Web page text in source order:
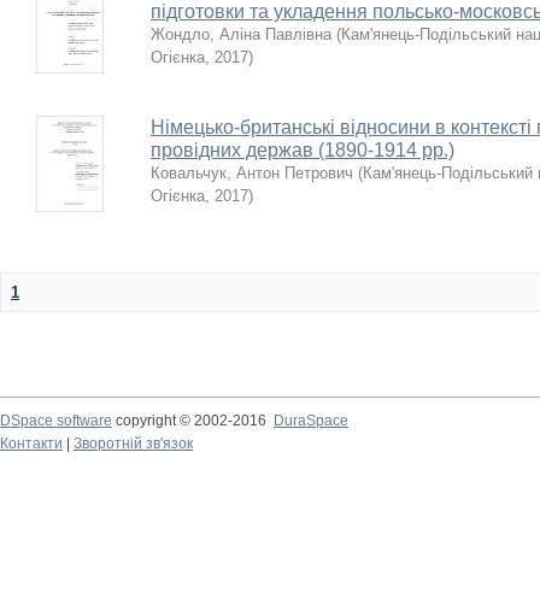
підготовки та укладення польсько-
Жондло, Аліна Павлівна (Кам'янець-Подільський
Огієнка, 2017)
Німецько-британські відносини в
провідних держав (1890-1914 рр.)
Ковальчук, Антон Петрович (Кам'янець-Подільський
Огієнка, 2017)
1
DSpace software copyright © 2002-2016
DuraSpace
Контакти
Зворотній зв'язок